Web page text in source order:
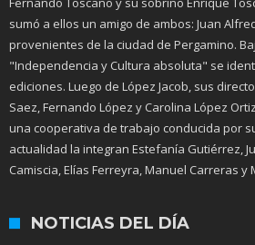
sumó a ellos un amigo de ambos: Juan
provenientes de la ciudad de Pergamino.
"Independencia y Cultura absoluta" se
ediciones. Luego de López Jacob, sus
Saez, Fernando López y Carolina López
una cooperativa de trabajo conducida por
actualidad la integran Estefanía Gutiérrez,
Camiscia, Elías Ferreyra, Manuel Carreras y
NOTICIAS DEL DÍA